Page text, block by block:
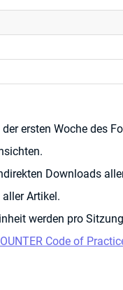
ersten Woche des
Downloads
Artikel.
werden pro
Code of